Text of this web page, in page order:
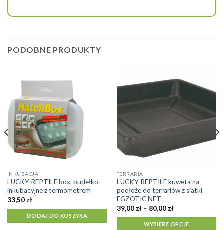
PODOBNE PRODUKTY
INKUBACJA
LUCKY REPTILE box, pudełko
inkubacyjne z termometrem
33,50 zł
DODAJ DO KOSZYKA
TERRARIA
LUCKY REPTILE kuweta na
podłoże do terrariów z siatki
EGZOTIC NET
39,00 zł – 80,00 złZakres
od
39,00 zł
WYBIERZ OPCJE
Ten
produkt
ma
wiele
wariantów.